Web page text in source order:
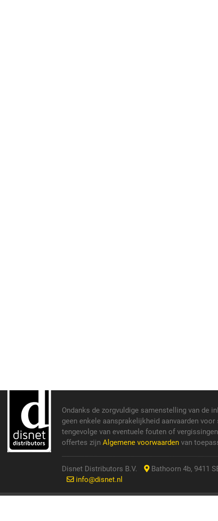
Ondanks de zorgvuldige samenstelling van de
geen enkele aansprakelijkheid aanvaarden
tengevolge van eventuele fouten of
offertes zijn Algemene voorwaarden van
Disnet Distributors B.V.
Bathoorn 4b, 9411
info@disnet.nl